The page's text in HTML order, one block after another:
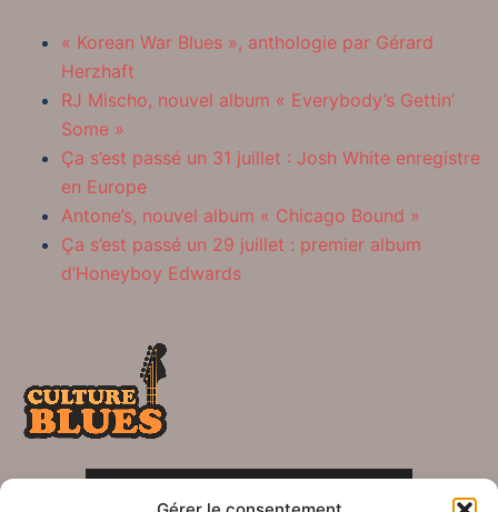
« Korean War Blues », anthologie par Gérard
Herzhaft
RJ Mischo, nouvel album « Everybody’s Gettin’
Some »
Ça s’est passé un 31 juillet : Josh White enregistre
en Europe
Antone’s, nouvel album « Chicago Bound »
Ça s’est passé un 29 juillet : premier album
d’Honeyboy Edwards